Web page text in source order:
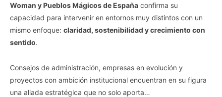
Woman y Pueblos Mágicos de España confirma su
capacidad para intervenir en entornos muy distintos con un
mismo enfoque: claridad, sostenibilidad y crecimiento con
sentido.
Consejos de administración, empresas en evolución y
proyectos con ambición institucional encuentran en su figura
una aliada estratégica que no solo aporta…